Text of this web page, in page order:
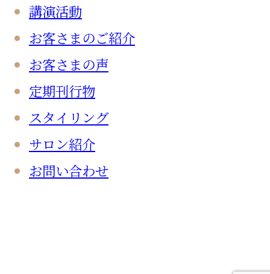
講演活動
お客さまのご紹介
お客さまの声
定期刊行物
スタイリング
サロン紹介
お問い合わせ